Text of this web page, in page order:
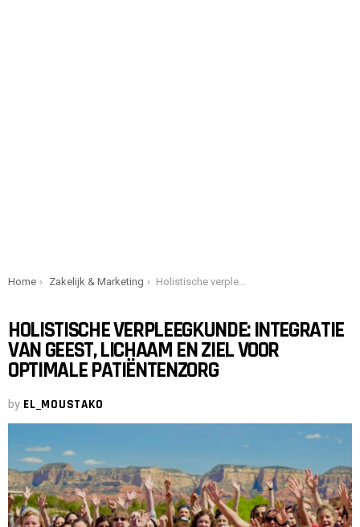
You are here:
Home Zakelijk & Marketing Holistische verpleegkunde: Integratie van geest, lichaam en ziel voor optimale patiëntenzorg
HOLISTISCHE VERPLEEGKUNDE: INTEGRATIE
VAN GEEST, LICHAAM EN ZIEL VOOR
OPTIMALE PATIËNTENZORG
by EL_MOUSTAKO